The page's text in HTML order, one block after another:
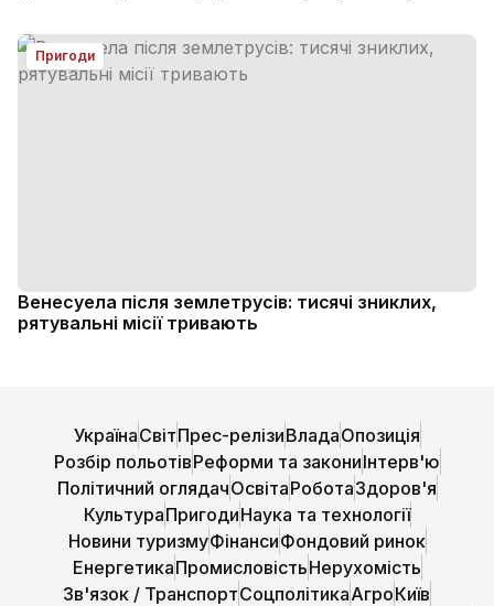
Пригоди
Венесуела після землетрусів: тисячі зниклих,
рятувальні місії тривають
УкраїнаСвітПрес-релізиВладаОпозиція
Розбір польотівРеформи та закониІнтерв'ю
Політичний оглядачОсвітаРоботаЗдоров'я
КультураПригодиНаука та технології
Новини туризмуФінансиФондовий ринок
ЕнергетикаПромисловістьНерухомість
Зв'язок / ТранспортСоцполітикаАгроКиїв